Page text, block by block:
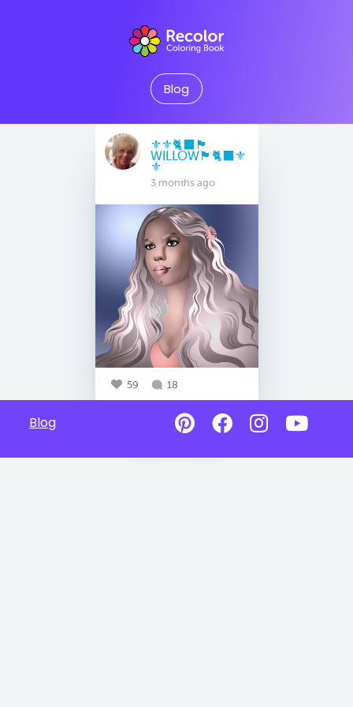
Blog
⚜️⚜️🐈‍⬛🏴󠁧󠁢󠁳󠁣󠁴󠁿
WILLOW🏴󠁧󠁢󠁳󠁣󠁴󠁿🐈‍⬛⚜️
⚜️
3 months ago
59 18
Blog